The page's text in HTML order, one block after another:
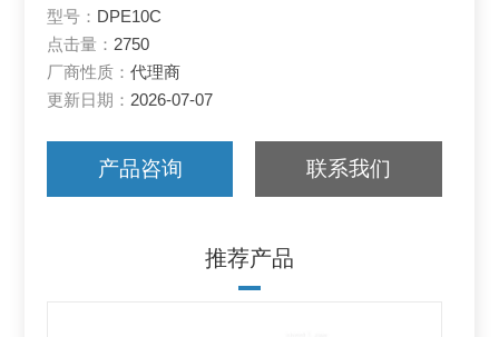
型号： DPE10C
点击量： 2750
厂商性质：代理商
更新日期： 2026-07-07
产品咨询 联系我们
推荐产品